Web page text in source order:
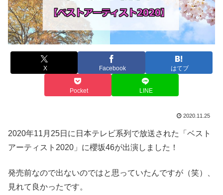
X Facebook はてブ
Pocket LINE
2020.11.25
2020年11月25日に日本テレビ系列で放送された「ベスト
アーティスト2020」に櫻坂46が出演しました！
発売前なので出ないのではと思っていたんですが（笑）、
見れて良かったです。